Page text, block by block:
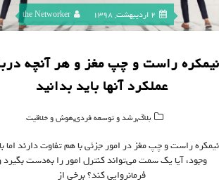
2 اردیبهشت, 1398 the Networker
نیمکره راست و چپ مغز و هر آنچه
عملکرد آنها باید بدانید
بلاگ,رشد و توسعه فردی,هوش و خلاقیت
نیمکره راست و چپ مغز در امور جزئی با هم تفاوت دارند اما
وجود، آیا یک سمت می‌تواند کنترل امور را به‌دست بگیرد
فرمانروایی کند؟ برخی از